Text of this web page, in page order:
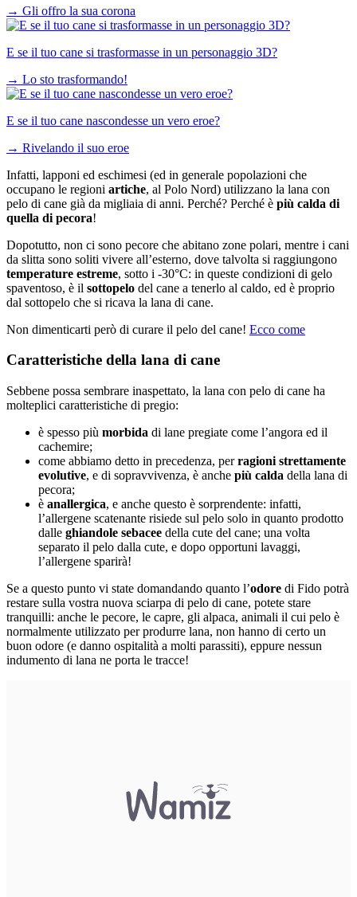
→ Gli offro la sua corona
E se il tuo cane si trasformasse in un personaggio 3D?
→ Lo sto trasformando!
E se il tuo cane nascondesse un vero eroe?
→ Rivelando il suo eroe
Infatti, lapponi ed eschimesi (ed in generale popolazioni che
occupano le regioni artiche, al Polo Nord) utilizzano la lana con
pelo di cane già da migliaia di anni. Perché? Perché è più calda di
quella di pecora!
Dopotutto, non ci sono pecore che abitano zone polari, mentre i cani
da slitta sono soliti vivere all’esterno, dove talvolta si raggiungono
temperature estreme, sotto i -30°C: in queste condizioni di gelo
spaventoso, è il sottopelo del cane a tenerlo al caldo, ed è proprio
dal sottopelo che si ricava la lana di cane.
Non dimenticarti però di curare il pelo del cane! Ecco come
Caratteristiche della lana di cane
Sebbene possa sembrare inaspettato, la lana con pelo di cane ha
molteplici caratteristiche di pregio:
è spesso più morbida di lane pregiate come l’angora ed il
cachemire;
come abbiamo detto in precedenza, perragioni strettamente
evolutive, e di sopravvivenza, è anche più calda della lana di
pecora;
è anallergica, e anche questo è sorprendente: infatti,
l’allergene scatenante risiede sul pelo solo in quanto prodotto
dalle ghiandole sebacee della cute del cane; una volta
separato il pelo dalla cute, e dopo opportuni lavaggi,
l’allergene sparirà!
Se a questo punto vi state domandando quanto l’odore di Fido potrà
restare sulla vostra nuova sciarpa di pelo di cane, potete stare
tranquilli: anche le pecore, le capre, gli alpaca, animali il cui pelo è
normalmente utilizzato per produrre lana, non hanno di certo un
buon odore (e danno ospitalità a molti parassiti), eppure nessun
indumento di lana ne porta le tracce!